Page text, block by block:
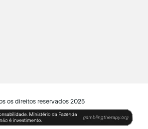
os direitos reservados 2025